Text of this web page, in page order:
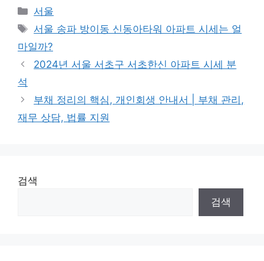
Categories
서울
Tags
서울 송파 방이동 신동아타워 아파트 시세는 얼
마일까?
2024년 서울 서초구 서초한신 아파트 시세 분
석
부채 정리의 핵심, 개인회생 안내서 | 부채 관리,
재무 상담, 법률 지원
검색
검색